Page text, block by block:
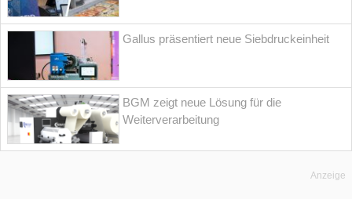
Gallus präsentiert neue Siebdruckeinheit
BGM zeigt neue Lösung für die
Weiterverarbeitung
Anzeige